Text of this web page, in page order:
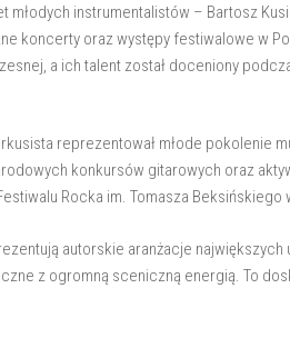
młodych instrumentalistów – Bartosz
koncerty oraz występy festiwalowe w
a ich talent został doceniony
reprezentował młode pokolenie
konkursów gitarowych oraz
Rocka im. Tomasza
autorskie aranżacje
z ogromną sceniczną energią. To